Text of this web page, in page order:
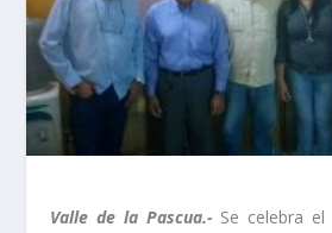
Valle de la Pascua.- Se celebra el